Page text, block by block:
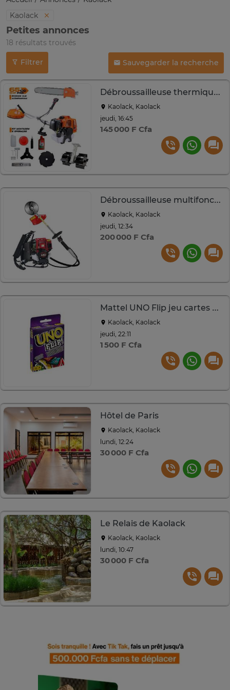
Kaolack
Petites annonces
18 résultats trouvés
Filtrer Sauvegarder la recherche
Débroussailleuse thermique 52cc
Kaolack, Kaolack
jeudi, 16:45
145 000 F Cfa
Débroussailleuse multifonction 4 temps
Kaolack, Kaolack
jeudi, 12:34
200 000 F Cfa
Mattel UNO Flip jeu cartes double face 2-10 joueurs
Kaolack, Kaolack
jeudi, 22:11
1 500 F Cfa
Hôtel de Paris
Kaolack, Kaolack
lundi, 12:24
30 000 F Cfa
Le Relais de Kaolack
Kaolack, Kaolack
lundi, 10:47
30 000 F Cfa